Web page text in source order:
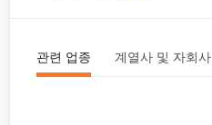
관련 업종 계열사 및 자회사